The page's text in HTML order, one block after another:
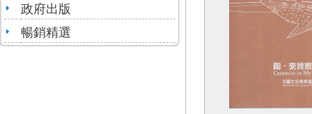
政府出版
暢銷精選